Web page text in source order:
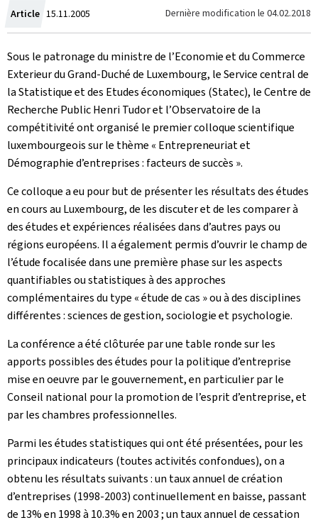
Article Crée
le
15.11.2005 Dernière modification le 04.02.2018
Sous le patronage du ministre de l’Economie et du Commerce
Exterieur du Grand-Duché de Luxembourg, le Service central de
la Statistique et des Etudes économiques (Statec), le Centre de
Recherche Public Henri Tudor et l’Observatoire de la
compétitivité ont organisé le premier colloque scientifique
luxembourgeois sur le thème « Entrepreneuriat et
Démographie d’entreprises : facteurs de succès ».
Ce colloque a eu pour but de présenter les résultats des études
en cours au Luxembourg, de les discuter et de les comparer à
des études et expériences réalisées dans d’autres pays ou
régions européens. Il a également permis d’ouvrir le champ de
l’étude focalisée dans une première phase sur les aspects
quantifiables ou statistiques à des approches
complémentaires du type « étude de cas » ou à des disciplines
différentes : sciences de gestion, sociologie et psychologie.
La conférence a été clôturée par une table ronde sur les
apports possibles des études pour la politique d’entreprise
mise en oeuvre par le gouvernement, en particulier par le
Conseil national pour la promotion de l’esprit d’entreprise, et
par les chambres professionnelles.
Parmi les études statistiques qui ont été présentées, pour les
principaux indicateurs (toutes activités confondues), on a
obtenu les résultats suivants : un taux annuel de création
d’entreprises (1998-2003) continuellement en baisse, passant
de 13% en 1998 à 10.3% en 2003 ; un taux annuel de cessation